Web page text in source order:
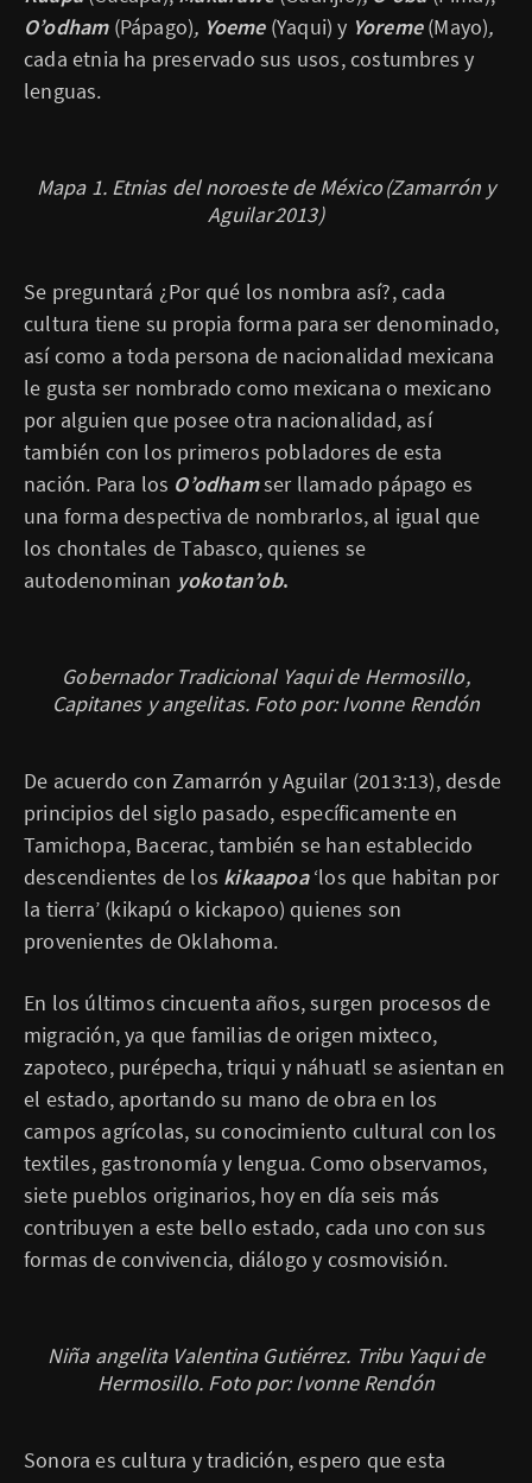
O’odham (Pápago), Yoeme (Yaqui) y Yoreme(Mayo),
cada etnia ha preservado sus usos, costumbres y
lenguas.
Mapa 1. Etnias del noroeste de México(Zamarrón y
Aguilar2013)
Se preguntará ¿Por qué los nombra así?, cada
cultura tiene su propia forma para ser denominado,
así como a toda persona de nacionalidad mexicana
le gusta ser nombrado como mexicana o mexicano
por alguien que posee otra nacionalidad, así
también con los primeros pobladores de esta
nación. Para los O’odhamser llamado pápago es
una forma despectiva de nombrarlos, al igual que
los chontales de Tabasco, quienes se
autodenominan yokotan’ob.
Gobernador Tradicional Yaqui de Hermosillo,
Capitanes y angelitas. Foto por: Ivonne Rendón
De acuerdo con Zamarrón y Aguilar (2013:13), desde
principios del siglo pasado, específicamente en
Tamichopa, Bacerac, también se han establecido
descendientes de los kikaapoa‘los que habitan por
la tierra’ (kikapú o kickapoo) quienes son
provenientes de Oklahoma.
En los últimos cincuenta años, surgen procesos de
migración, ya que familias de origen mixteco,
zapoteco, purépecha, triqui y náhuatl se asientan en
el estado, aportando su mano de obra en los
campos agrícolas, su conocimiento cultural con los
textiles, gastronomía y lengua. Como observamos,
siete pueblos originarios, hoy en día seis más
contribuyen a este bello estado, cada uno con sus
formas de convivencia, diálogo y cosmovisión.
Niña angelita Valentina Gutiérrez. Tribu Yaqui de
Hermosillo. Foto por: Ivonne Rendón
Sonora es cultura y tradición, espero que esta